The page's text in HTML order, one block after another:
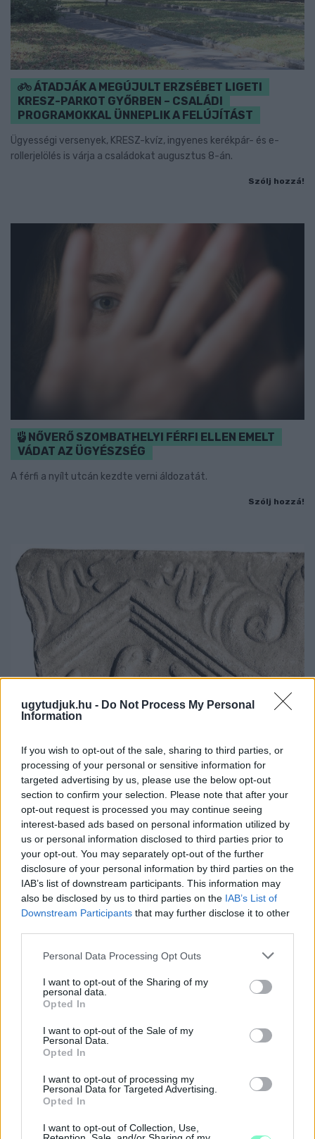
ugytudjuk.hu - Do Not Process My Personal
Information
If you wish to opt-out of the sale, sharing to third parties, or
processing of your personal or sensitive information for
targeted advertising by us, please use the below opt-out
section to confirm your selection. Please note that after your
opt-out request is processed you may continue seeing
interest-based ads based on personal information utilized by
us or personal information disclosed to third parties prior to
your opt-out. You may separately opt-out of the further
disclosure of your personal information by third parties on the
IAB’s list of downstream participants. This information may
also be disclosed by us to third parties on the IAB’s List of
Downstream Participants that may further disclose it to other
Please note that this website/app uses one or more Google
not limited to your visit or usage behaviour. You may click to
grant or deny consent to Google and its third-party tags to
use your data for below specified purposes in below Google
consent section.
Personal Data Processing Opt Outs
I want to opt-out of the Sharing of my
personal data.
Opted In
I want to opt-out of the Sale of my
Personal Data.
Opted In
I want to opt-out of processing my
Personal Data for Targeted Advertising.
Opted In
I want to opt-out of Collection, Use,
ÁTADJÁK A MEGÚJULT ERZSÉBET LIGETI
KRESZ-PARKOT GYŐRBEN – CSALÁDI
PROGRAMOKKAL ÜNNEPLIK A FELÚJÍTÁST
Ügyességi versenyek, KRESZ-kvíz, ingyenes kerékpár- és e-
rollerjelölés is várja a családokat augusztus 8-án.
Szólj hozzá!
NŐVERŐ SZOMBATHELYI FÉRFI ELLEN EMELT
VÁDAT AZ ÜGYÉSZSÉG
A férfi a nyílt utcán kezdte verni áldozatát.
Szólj hozzá!
A RÓMAIAKTÓL AZ AGYAGKATONÁKIG –
TÁRLATVEZETÉSEK, WORKSHOP ÉS
KÖZÖNSÉGTALÁLKOZÓ VÁRJA A LÁTOGATÓKAT A
GYŐRI RÓMER MÚZEUMBAN
Ingyenes programokkal és különleges kiállításokkal készülnek a
hét második felére, a hőségriadó idején ráadásul a Várkazamata
– Kőtár is díjmentesen látogatható.
Szólj hozzá!